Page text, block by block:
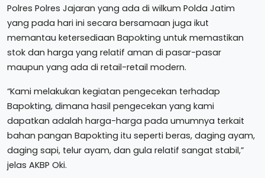
Polres Polres Jajaran yang ada di wilkum Polda Jatim
yang pada hari ini secara bersamaan juga ikut
memantau ketersediaan Bapokting untuk memastikan
stok dan harga yang relatif aman di pasar-pasar
maupun yang ada di retail-retail modern.
“Kami melakukan kegiatan pengecekan terhadap
Bapokting, dimana hasil pengecekan yang kami
dapatkan adalah harga-harga pada umumnya terkait
bahan pangan Bapokting itu seperti beras, daging ayam,
daging sapi, telur ayam, dan gula relatif sangat stabil,”
jelas AKBP Oki.